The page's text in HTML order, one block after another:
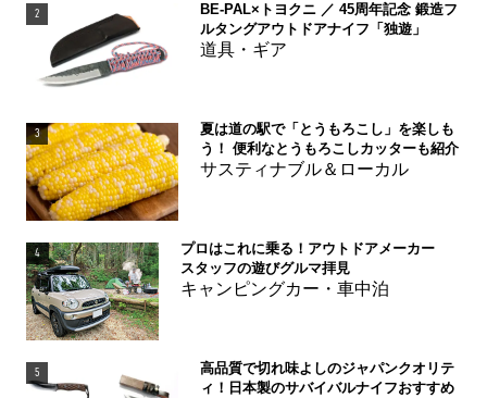
2
BE-PAL×トヨクニ ／ 45周年記念 鍛造フ
ルタングアウトドアナイフ「独遊」
道具・ギア
3
夏は道の駅で「とうもろこし」を楽しも
う！ 便利なとうもろこしカッターも紹介
サスティナブル＆ローカル
4
プロはこれに乗る！アウトドアメーカー
スタッフの遊びグルマ拝見
キャンピングカー・車中泊
5
高品質で切れ味よしのジャパンクオリテ
ィ！日本製のサバイバルナイフおすすめ